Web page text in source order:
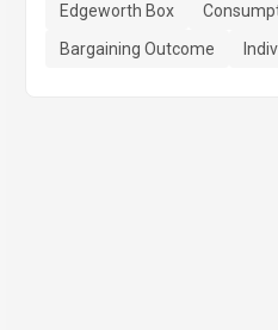
Edgeworth Box
Bargaining Outcome